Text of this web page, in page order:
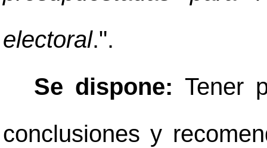
electoral.".
Se dispone: Tener
conclusiones y